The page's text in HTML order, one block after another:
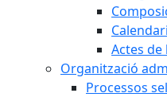
Actes de
Organització
Processos